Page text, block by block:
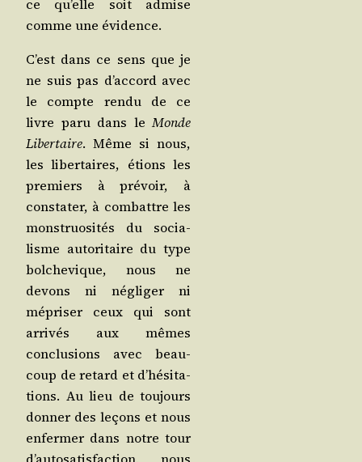
ce qu’elle soit admise
comme une évidence.
C’est dans ce sens que je
ne suis pas d’ac­cord avec
le compte ren­du de ce
livre paru dans leMonde
Liber­taire. Même si nous,
les liber­taires, étions les
pre­miers à pré­voir, à
consta­ter, à com­battre les
mons­truo­si­tés du socia­
lisme auto­ri­taire du type
bol­che­vique, nous ne
devons ni négli­ger ni
mépri­ser ceux qui sont
arri­vés aux mêmes
conclu­sions avec beau­
coup de retard et d’hé­si­ta­
tions. Au lieu de tou­jours
don­ner des leçons et nous
enfer­mer dans notre tour